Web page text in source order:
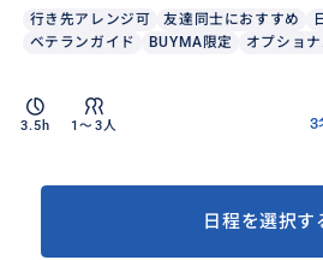
行き先アレンジ可 友達同士におすすめ
ベテランガイド
BUYMA限定 オプショ
3.5h 1〜3人
3
日程を選択す